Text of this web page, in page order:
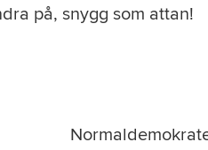
på, snygg som attan!